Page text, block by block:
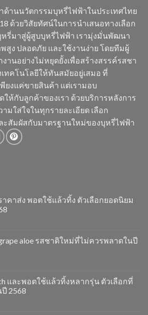
ด้านนวัตกรรมบุหรี่ไฟฟ้าในประเทศไทย
ด้วยวิสัยทัศน์ในการนำเสนอทางเลือก
รี่มาสู่ผู้สูบบุหรี่ไฟฟ้า เรามุ่งมั่นพัฒนา
ง ปลอดภัย และใช้งานง่าย โดยทีมผู้
านอย่างไม่หยุดยั้งเพื่อสร้างสรรค์รสชา
ทคโนโลยีให้ทันสมัยอยู่เสมอ ที่
พียงแค่ขายสินค้า แต่เรามอบ
ห้กับลูกค้าของเรา ด้วยบริการหลังการ
มใส่ใจในทุกรายละเอียด เลือก
ะสัมผัสกับมาตรฐานใหม่ของบุหรี่ไฟฟ้า
าคาส่ง พอตใช้แล้วทิ้ง ตัวเลือกยอดนิยม
aloe รสชาติใหม่ที่ไม่ควรพลาดในปี
และพอตใช้แล้วทิ้งหลากรุ่น ตัวเลือกที่
2568